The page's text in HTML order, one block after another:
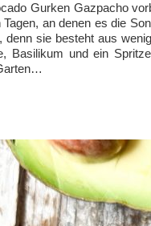
Gurken Gazpacho
an denen es die
denn sie besteht aus
Basilikum und ein